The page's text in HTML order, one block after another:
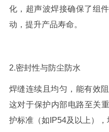
化，超声波焊接确保了组
动，提升产品寿命。
2.密封性与防尘防水
焊缝连续且均匀，能有效
这对于保护内部电路至关
护标准（如 IP54及以上），